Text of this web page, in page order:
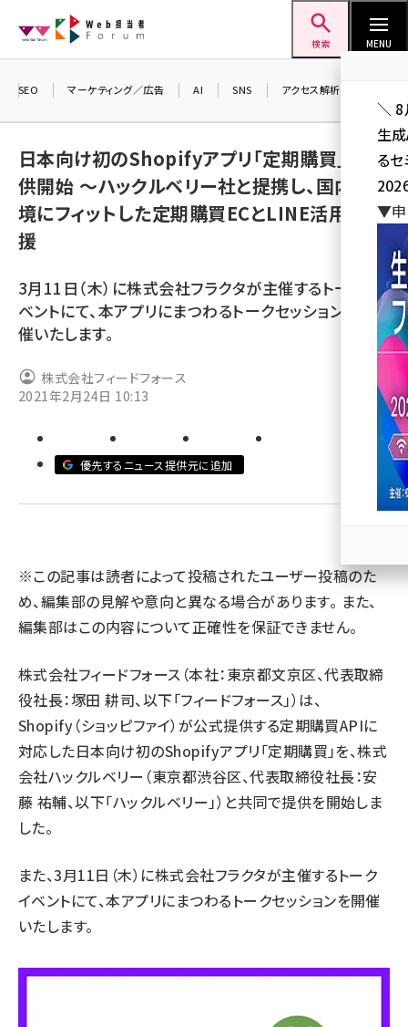
ン
検索 MENU
seo (3538)
note (2322)
セミナー (2315)
z世代 (1629)
meo (1281)
llmo (1167)
SEO マーケティング／広告 AI SNS アクセス解析／データ分析
日本向け初のShopifyアプリ「定期購買」を提
供開始 ～ハックルベリー社と提携し、国内環
境にフィットした定期購買ECとLINE活用を支
援
3月11日（木）に株式会社フラクタが主催するトークイ
ベントにて、本アプリにまつわるトークセッションを開
催いたします。
株式会社フィードフォース
2021年2月24日 10:13
優先するニュース提供元に追加
※この記事は読者によって投稿されたユーザー投稿のた
め、編集部の見解や意向と異なる場合があります。 また、
編集部はこの内容について正確性を保証できません。
株式会社フィードフォース（本社：東京都文京区、代表取締
役社長：塚田 耕司、以下「フィードフォース」）は、
Shopify（ショッピファイ）が公式提供する定期購買APIに
対応した日本向け初のShopifyアプリ「定期購買」を、株式
会社ハックルベリー（東京都渋谷区、代表取締役社長：安
藤 祐輔、以下「ハックルベリー」）と共同で提供を開始しま
した。
また、3月11日（木）に株式会社フラクタが主催するトーク
イベントにて、本アプリにまつわるトークセッションを開催
いたします。
＼ 8
生
る
▼申